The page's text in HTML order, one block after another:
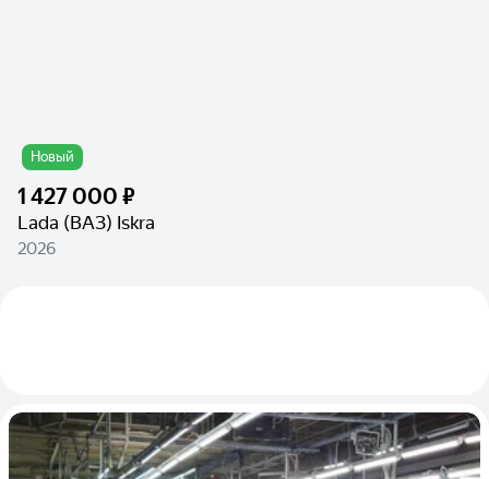
Новый
1 427 000 ₽
Lada (ВАЗ) Iskra
2026